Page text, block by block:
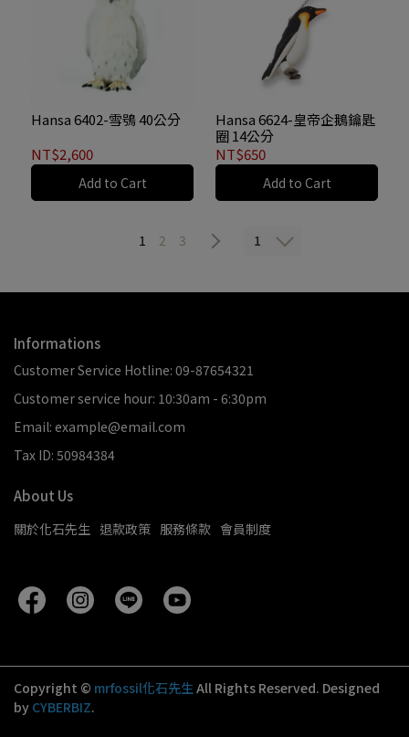
Hansa 6402-雪鴞 40公分
NT$2,600
Add to Cart
Hansa 6624-皇帝企鵝鑰匙
圈 14公分
NT$650
Add to Cart
1 2 3 1
Informations
Customer Service Hotline: 09-87654321
Customer service hour: 10:30am - 6:30pm
Email: example@email.com
Tax ID: 50984384
About Us
關於化石先生 退款政策 服務條款 會員制度
Copyright © mrfossil化石先生All Rights Reserved. Designed
by CYBERBIZ.